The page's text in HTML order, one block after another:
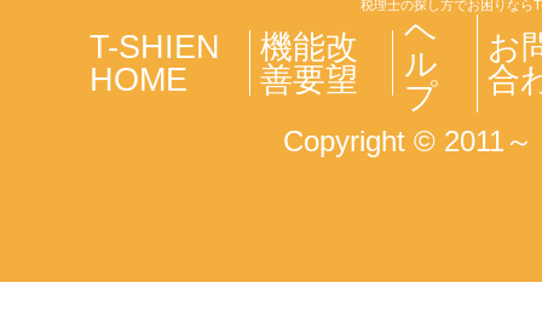
税理士の探し方でお困りなら
T-SHIEN
HOME
機能改
善要望
ヘ
ル
プ
お
合
Copyright © 2011